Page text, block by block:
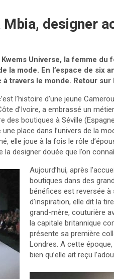
Mbia, designer
Universe, la femme
la mode. En l’espace de six
travers le monde. Retour
l’histoire d’une jeune
d’Ivoire, a embrassé un
des boutiques à Séville
place dans l’univers de la
elle joue à la fois le rôle
designer douée que l’on
Aujourd’hui, après
boutiques dans des
bénéfices est reversée à
d’inspiration, elle dit la
grand-mère, couturière
la capitale britannique
présente sa première
Londres. A cette
bien qu’elle ait reçu